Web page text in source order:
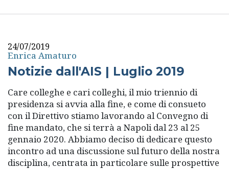
24/07/2019
Enrica Amaturo
Notizie dall'AIS | Luglio 2019
Care colleghe e cari colleghi, il mio triennio di
presidenza si avvia alla fine, e come di consueto
con il Direttivo stiamo lavorando al Convegno di
fine mandato, che si terrà a Napoli dal 23 al 25
gennaio 2020. Abbiamo deciso di dedicare questo
incontro ad una discussione sul futuro della nostra
disciplina, centrata in particolare sulle prospettive